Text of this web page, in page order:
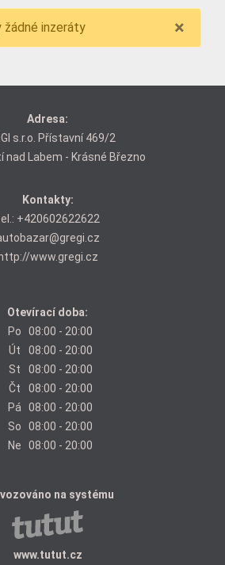
žádné inzeráty ×
Adresa:
s.r.o. Přístavní 469/2
nad Labem - Krásné Březno
Kontakty:
+420602622622
http://www.gregi.cz
Otevírací doba:
Po
08:00 - 20:00
Út
08:00 - 20:00
St
08:00 - 20:00
Čt
08:00 - 20:00
Pá
08:00 - 20:00
So
08:00 - 20:00
Ne
08:00 - 20:00
na systému
www.tutut.cz